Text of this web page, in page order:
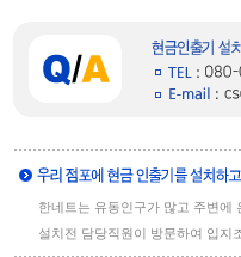
한네트는 유동인구가 많고 주변에
설치전 담당직원이 방문하여 입지